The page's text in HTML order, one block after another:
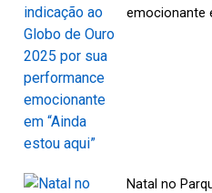
emocionante
Natal no